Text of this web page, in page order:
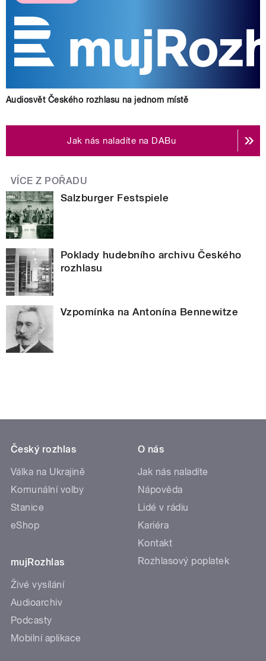
Audiosvět Českého rozhlasu na jednom místě
Jak nás naladíte na DABu
VÍCE Z POŘADU
Salzburger Festspiele
Poklady hudebního archivu Českého
rozhlasu
Vzpomínka na Antonína Bennewitze
Český rozhlas
Válka na Ukrajině
Komunální volby
Stanice
eShop
mujRozhlas
Živé vysílání
Audioarchiv
Podcasty
Mobilní aplikace
O nás
Jak nás naladíte
Nápověda
Lidé v rádiu
Kariéra
Kontakt
Rozhlasový poplatek